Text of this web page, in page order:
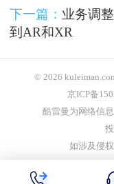
下一篇： 业务调
到AR和XR
© 2026
京ICP备
酷雷曼为网络信
如涉及侵